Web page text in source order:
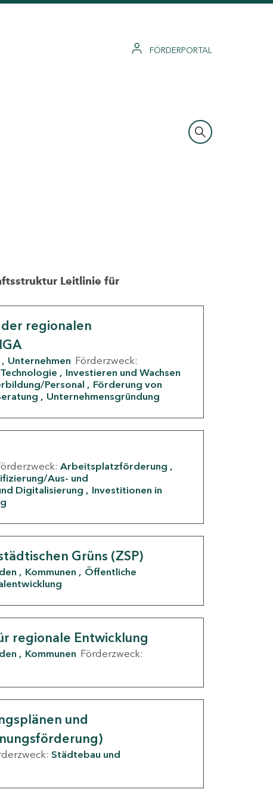
FÖRDERPORTAL
Leitlinie für
regionalen
Unternehmen Förderzweck:
Investieren und Wachsen
Personal
Förderung von
Unternehmensgründung
Arbeitsplatzförderung
Aus- und
Digitalisierung
Investitionen in
Grüns (ZSP)
Kommunen
Öffentliche
regionale Entwicklung
Kommunen Förderzweck:
und
Städtebau und